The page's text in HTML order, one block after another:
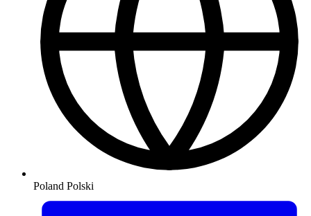
Poland Polski